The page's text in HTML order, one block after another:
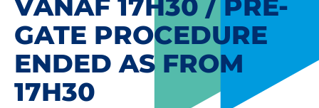
VANAF 17H30 / PRE-
GATE PROCEDURE
ENDED AS FROM
17H30